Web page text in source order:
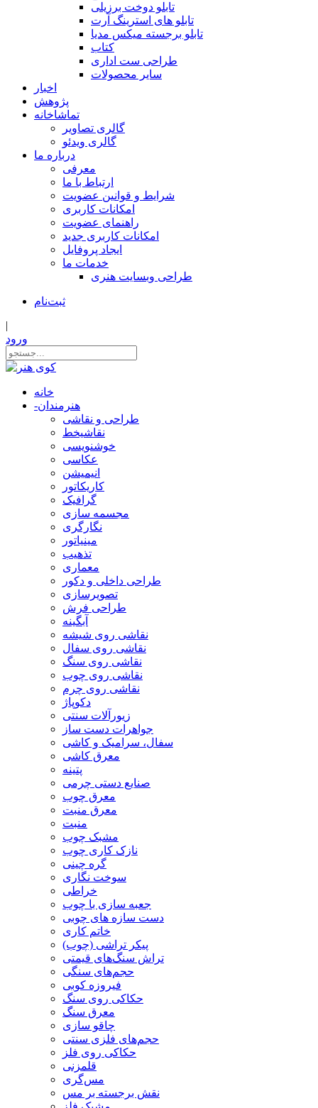
تابلو دوخت برزیلی
تابلو های استرینگ آرت
تابلو برجسته میکس مدیا
کتاب
طراحی ست اداری
سایر محصولات
اخبار
پژوهش
تماشاخانه
گالری تصاویر
گالری ویدئو
درباره ما
معرفی
ارتباط با ما
شرایط و قوانین عضویت
امکانات کاربری
راهنمای عضویت
امکانات کاربری جدید
ایجاد پروفایل
خدمات ما
طراحی وبسایت هنری
ثبت‌نام
|
ورود
خانه
-هنرمندان
طراحی و نقاشی
نقاشیخط
خوشنویسی
عکاسی
انیمیشن
کاریکاتور
گرافیک
مجسمه سازی
نگارگری
مینیاتور
تذهیب
معماری
طراحی داخلی و دکور
تصویرسازی
طراحی فرش
آبگینه
نقاشی روی شیشه
نقاشی روی سفال
نقاشی روی سنگ
نقاشی روی چوب
نقاشی روی چرم
دکوپاژ
زیورآلات سنتی
جواهرات دست ساز
سفال، سرامیک و کاشی
معرق کاشی
پتینه
صنایع دستی چرمی
معرق چوب
معرق منبت
منبت
مشبک چوب
نازک کاری چوب
گره چینی
سوخت نگاری
خراطی
جعبه سازی با چوب
دست سازه های چوبی
خاتم کاری
پیکر تراشی (چوب)
تراش سنگ‌های قیمتی
حجم‌های سنگی
فیروزه کوبی
حکاکی روی سنگ
معرق سنگ
چاقو سازی
حجم‌های فلزی سنتی
حکاکی روی فلز
قلمزنی
مس‌گری
نقش برجسته بر مس